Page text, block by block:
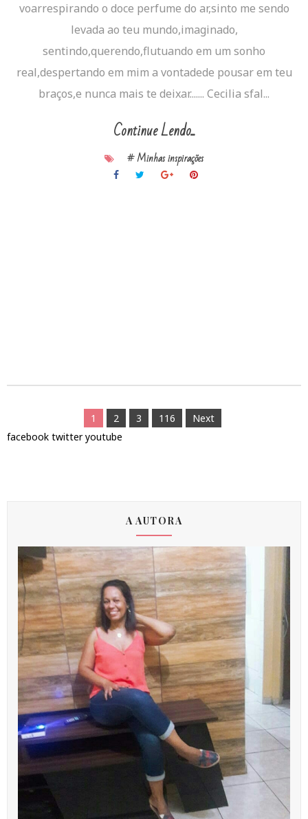
voarrespirando o doce perfume do ar,sinto me sendo
levada ao teu mundo,imaginado,
sentindo,querendo,flutuando em um sonho
real,despertando em mim a vontadede pousar em teu
braços,e nunca mais te deixar....... Cecilia sfal...
Continue Lendo...
# Minhas inspirações
1 2 3 116
Next
facebook twitter youtube
A AUTORA